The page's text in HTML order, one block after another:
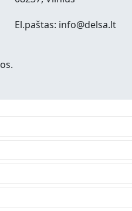
El.paštas: info@delsa.lt